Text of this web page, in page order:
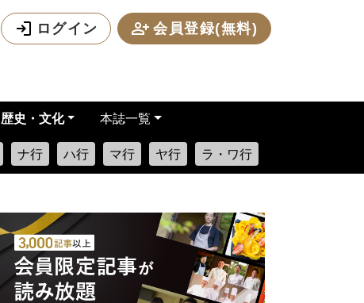
ログイン 会員登録(無料)
歴史・文化 本誌一覧
ナ行 ハ行 マ行 ヤ行 ラ・ワ行